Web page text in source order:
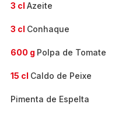
3 cl Azeite
3 cl Conhaque
600 g Polpa de Tomate
15 cl Caldo de Peixe
Pimenta de Espelta